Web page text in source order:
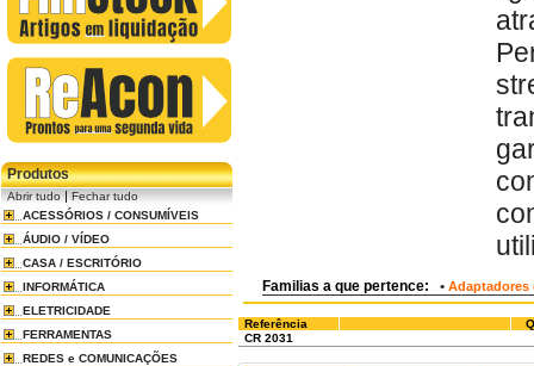
Produtos
Abrir tudo|Fechar tudo
ACESSÓRIOS / CONSUMÍVEIS
ÁUDIO / VÍDEO
CASA / ESCRITÓRIO
INFORMÁTICA
ELETRICIDADE
FERRAMENTAS
REDES e COMUNICAÇÕES
Familias a que pertence: • Adaptadores
Referência
CR 2031